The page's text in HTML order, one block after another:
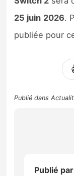
25 juin 2026.
publiée pour
Publié dans
Publié par